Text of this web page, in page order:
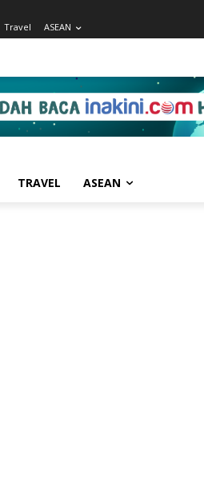
Travel ASEAN
TRAVEL ASEAN